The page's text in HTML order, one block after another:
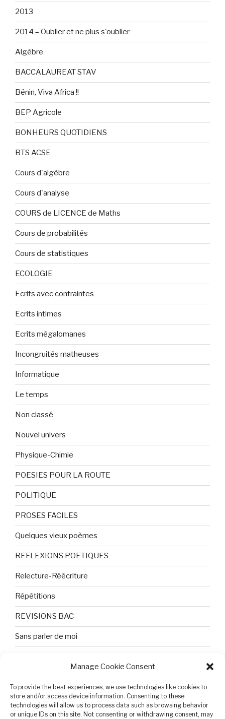
Manage Cookie Consent
To provide the best experiences, we use technologies like cookies to
store and/or access device information. Consenting to these
technologies will allow us to process data such as browsing behavior
or unique IDs on this site. Not consenting or withdrawing consent, may
2013
2014 – Oublier et ne plus s'oublier
Algèbre
BACCALAUREAT STAV
Bénin, Viva Africa !!
BEP Agricole
BONHEURS QUOTIDIENS
BTS ACSE
Cours d'algèbre
Cours d'analyse
COURS de LICENCE de Maths
Cours de probabilités
Cours de statistiques
ECOLOGIE
Ecrits avec contraintes
Ecrits intimes
Ecrits mégalomanes
Incongruités matheuses
Informatique
Le temps
Non classé
Nouvel univers
Physique-Chimie
POESIES POUR LA ROUTE
POLITIQUE
PROSES FACILES
Quelques vieux poèmes
REFLEXIONS POETIQUES
Relecture-Réécriture
Répétitions
REVISIONS BAC
Sans parler de moi
Tristesse et attente
Variable complexe